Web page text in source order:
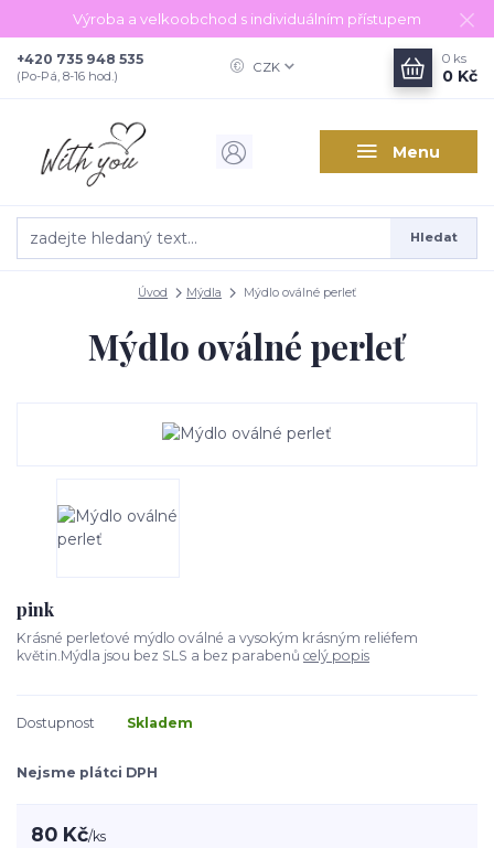
Výroba a velkoobchod s individuálním přístupem
Menu
CZK
Hledat
+420 735 948 535
(Po-Pá, 8-16 hod.)
0 ks
0 Kč
Úvod Mýdla Mýdlo oválné perleť
Mýdlo oválné perleť
pink
Krásné perleťové mýdlo oválné a vysokým krásným reliéfem
květin.Mýdla jsou bez SLS a bez parabenů celý popis
Dostupnost Skladem
Nejsme plátci DPH
80 Kč/ks